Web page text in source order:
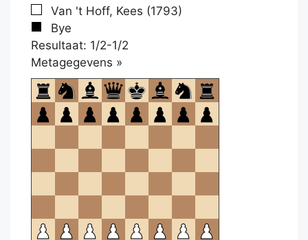
Van 't Hoff, Kees (1793)
Bye
Resultaat: 1/2-1/2
Metagegevens »
om
te
openen.